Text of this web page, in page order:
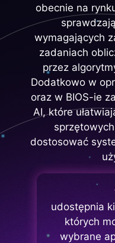
obecnie na
wymagających
zadaniach
przez
Dodatkowo w
oraz w BIOS-ie
AI, które
dostosować
udostępnia
których
wybrane